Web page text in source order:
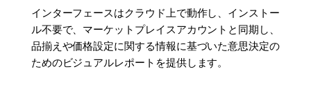
インターフェースはクラウド上で動作し、インストー
ル不要で、マーケットプレイスアカウントと同期し、
品揃えや価格設定に関する情報に基づいた意思決定の
ためのビジュアルレポートを提供します。